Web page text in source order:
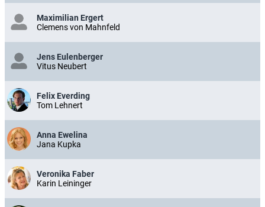
Maximilian Ergert
Clemens von Mahnfeld
Jens Eulenberger
Vitus Neubert
Felix Everding
Tom Lehnert
Anna Ewelina
Jana Kupka
Veronika Faber
Karin Leininger